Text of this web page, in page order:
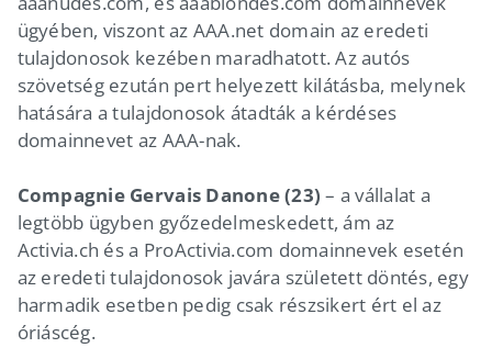
ügyében, viszont az AAA.net domain az eredeti
tulajdonosok kezében maradhatott. Az autós
szövetség ezután pert helyezett kilátásba, melynek
hatására a tulajdonosok átadták a kérdéses
domainnevet az AAA-nak.
Compagnie Gervais Danone (23) – a vállalat a
legtöbb ügyben győzedelmeskedett, ám az
Activia.ch és a ProActivia.com domainnevek esetén
az eredeti tulajdonosok javára született döntés, egy
harmadik esetben pedig csak részsikert ért el az
óriáscég.